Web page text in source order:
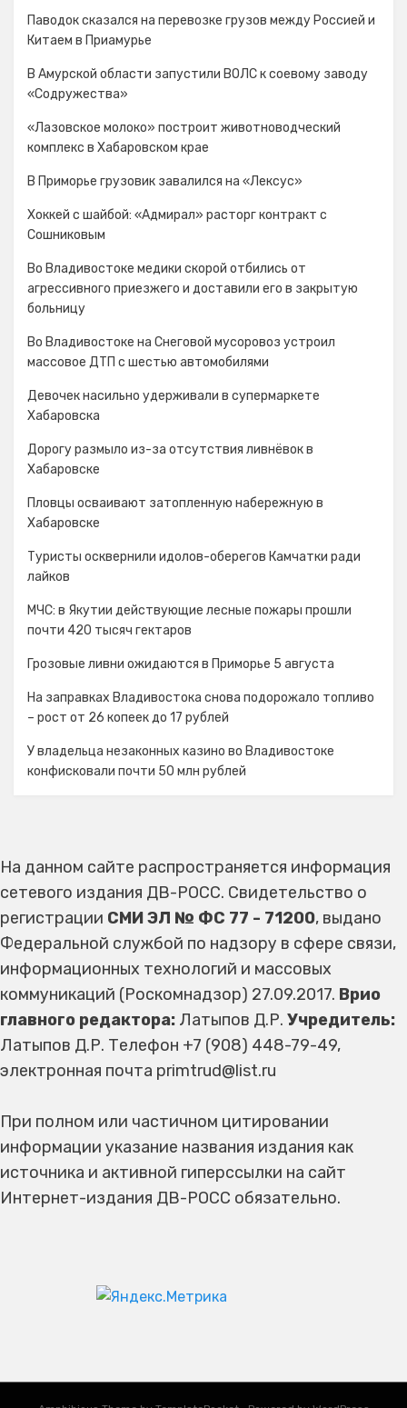
Паводок сказался на перевозке грузов между Россией и
Китаем в Приамурье
В Амурской области запустили ВОЛС к соевому заводу
«Содружества»
«Лазовское молоко» построит животноводческий
комплекс в Хабаровском крае
В Приморье грузовик завалился на «Лексус»
Хоккей с шайбой: «Адмирал» расторг контракт с
Сошниковым
Во Владивостоке медики скорой отбились от
агрессивного приезжего и доставили его в закрытую
больницу
Во Владивостоке на Снеговой мусоровоз устроил
массовое ДТП с шестью автомобилями
Девочек насильно удерживали в супермаркете
Хабаровска
Дорогу размыло из-за отсутствия ливнёвок в
Хабаровске
Пловцы осваивают затопленную набережную в
Хабаровске
Туристы осквернили идолов-оберегов Камчатки ради
лайков
МЧС: в Якутии действующие лесные пожары прошли
почти 420 тысяч гектаров
Грозовые ливни ожидаются в Приморье 5 августа
На заправках Владивостока снова подорожало топливо
– рост от 26 копеек до 17 рублей
У владельца незаконных казино во Владивостоке
конфисковали почти 50 млн рублей
На данном сайте распространяется информация
сетевого издания ДВ-РОСС. Свидетельство о
регистрации СМИ ЭЛ № ФС 77 - 71200, выдано
Федеральной службой по надзору в сфере связи,
информационных технологий и массовых
коммуникаций (Роскомнадзор) 27.09.2017. Врио
главного редактора: Латыпов Д.Р. Учредитель:
Латыпов Д.Р. Телефон +7 (908) 448-79-49,
электронная почта primtrud@list.ru
При полном или частичном цитировании
информации указание названия издания как
источника и активной гиперссылки на сайт
Интернет-издания ДВ-РОСС обязательно.